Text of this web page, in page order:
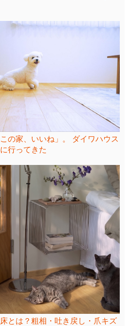
の家、いいね」。 ダイワハウス
行ってきた
とは？粗相・吐き戻し・爪キズ